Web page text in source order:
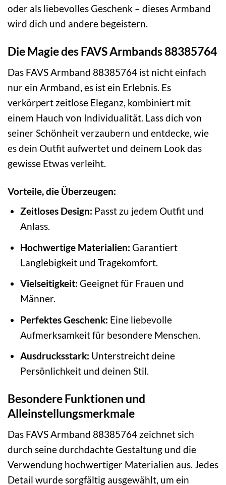
oder als liebevolles Geschenk – dieses Armband
wird dich und andere begeistern.
Die Magie des FAVS Armbands 88385764
Das FAVS Armband 88385764 ist nicht einfach
nur ein Armband, es ist ein Erlebnis. Es
verkörpert zeitlose Eleganz, kombiniert mit
einem Hauch von Individualität. Lass dich von
seiner Schönheit verzaubern und entdecke, wie
es dein Outfit aufwertet und deinem Look das
gewisse Etwas verleiht.
Vorteile, die Überzeugen:
Zeitloses Design: Passt zu jedem Outfit und
Anlass.
Hochwertige Materialien: Garantiert
Langlebigkeit und Tragekomfort.
Vielseitigkeit: Geeignet für Frauen und
Männer.
Perfektes Geschenk: Eine liebevolle
Aufmerksamkeit für besondere Menschen.
Ausdrucksstark: Unterstreicht deine
Persönlichkeit und deinen Stil.
Besondere Funktionen und
Alleinstellungsmerkmale
Das FAVS Armband 88385764 zeichnet sich
durch seine durchdachte Gestaltung und die
Verwendung hochwertiger Materialien aus. Jedes
Detail wurde sorgfältig ausgewählt, um ein